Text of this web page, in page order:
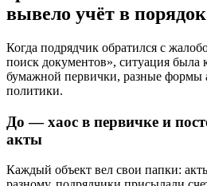
вывело учёт в порядок
Когда подрядчик обратился с
поиск документов», ситуация
бумажной первички, разные формы
политики.
До — хаос в первичке и
акты
Каждый объект вел свои папки: